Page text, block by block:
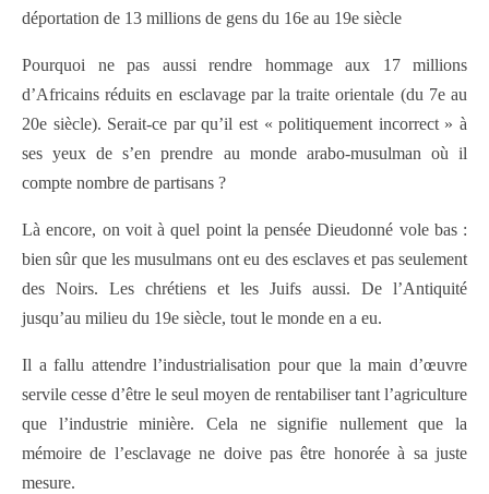
déportation de 13 millions de gens du 16e au 19e siècle
Pourquoi ne pas aussi rendre hommage aux 17 millions
d’Africains réduits en esclavage par la traite orientale (du 7e au
20e siècle). Serait-ce par qu’il est « politiquement incorrect » à
ses yeux de s’en prendre au monde arabo-musulman où il
compte nombre de partisans ?
Là encore, on voit à quel point la pensée Dieudonné vole bas :
bien sûr que les musulmans ont eu des esclaves et pas seulement
des Noirs. Les chrétiens et les Juifs aussi. De l’Antiquité
jusqu’au milieu du 19e siècle, tout le monde en a eu.
Il a fallu attendre l’industrialisation pour que la main d’œuvre
servile cesse d’être le seul moyen de rentabiliser tant l’agriculture
que l’industrie minière. Cela ne signifie nullement que la
mémoire de l’esclavage ne doive pas être honorée à sa juste
mesure.